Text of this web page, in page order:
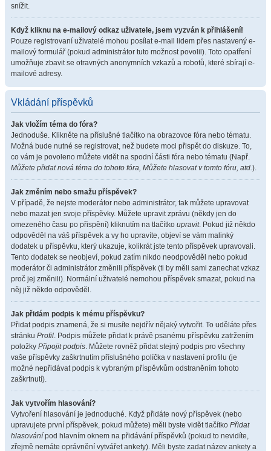
snížit.
Když kliknu na e-mailový odkaz uživatele, jsem vyzván k přihlášení!
Pouze registrovaní uživatelé mohou posílat e-mail lidem přes nastavený e-
mailový formulář (pokud administrátor tuto možnost povolil). Toto opatření
umožňuje zbavit se otravných anonymních vzkazů a robotů, které sbírají e-
mailové adresy.
Vkládání příspěvků
Jak vložím téma do fóra?
Jednoduše. Klikněte na příslušné tlačítko na obrazovce fóra nebo tématu.
Možná bude nutné se registrovat, než budete moci přispět do diskuze. To,
co vám je povoleno můžete vidět na spodní části fóra nebo tématu (Např.
Můžete přidat nová téma do tohoto fóra, Můžete hlasovat v tomto fóru, atd.).
Jak změním nebo smažu příspěvek?
V případě, že nejste moderátor nebo administrátor, tak můžete upravovat
nebo mazat jen svoje příspěvky. Můžete upravit zprávu (někdy jen do
omezeného času po přispění) kliknutím na tlačítko upravit. Pokud již někdo
odpověděl na váš příspěvek a vy ho upravíte, objeví se vám malinký
dodatek u příspěvku, který ukazuje, kolikrát jste tento příspěvek upravovali.
Tento dodatek se neobjeví, pokud zatím nikdo neodpověděl nebo pokud
moderátor či administrátor změnili příspěvek (ti by měli sami zanechat vzkaz
proč jej změnili). Normální uživatelé nemohou příspěvek smazat, pokud na
něj již někdo odpověděl.
Jak přidám podpis k mému příspěvku?
Přidat podpis znamená, že si musíte nejdřív nějaký vytvořit. To uděláte přes
stránku Profil. Podpis můžete přidat k právě psanému příspěvku zatržením
položky Připojit podpis. Můžete rovněž přidat stejný podpis pro všechny
vaše příspěvky zaškrtnutím příslušného políčka v nastavení profilu (je
možné nepřidávat podpis k vybraným příspěvkům odstraněním tohoto
zaškrtnutí).
Jak vytvořím hlasování?
Vytvoření hlasování je jednoduché. Když přidáte nový příspěvek (nebo
upravujete první příspěvek, pokud můžete) měli byste vidět tlačítko Přidat
hlasování pod hlavním oknem na přidávání příspěvků (pokud to nevidíte,
zřejmě nemáte oprávnění vytvářet ankety). Měli byste zadat název ankety a